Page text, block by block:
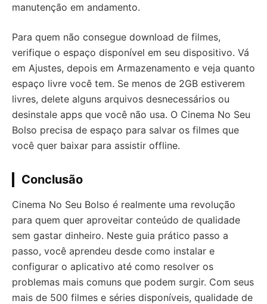
manutenção em andamento.
Para quem não consegue download de filmes,
verifique o espaço disponível em seu dispositivo. Vá
em Ajustes, depois em Armazenamento e veja quanto
espaço livre você tem. Se menos de 2GB estiverem
livres, delete alguns arquivos desnecessários ou
desinstale apps que você não usa. O Cinema No Seu
Bolso precisa de espaço para salvar os filmes que
você quer baixar para assistir offline.
Conclusão
Cinema No Seu Bolso é realmente uma revolução
para quem quer aproveitar conteúdo de qualidade
sem gastar dinheiro. Neste guia prático passo a
passo, você aprendeu desde como instalar e
configurar o aplicativo até como resolver os
problemas mais comuns que podem surgir. Com seus
mais de 500 filmes e séries disponíveis, qualidade de